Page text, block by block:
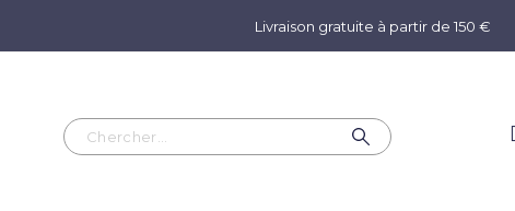
Livraison gratuite à partir de 150 €